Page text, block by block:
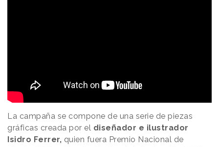
La campaña se compone de una serie de piezas
gráficas creada por el diseñador e ilustrador
Isidro Ferrer, quien fuera Premio Nacional de